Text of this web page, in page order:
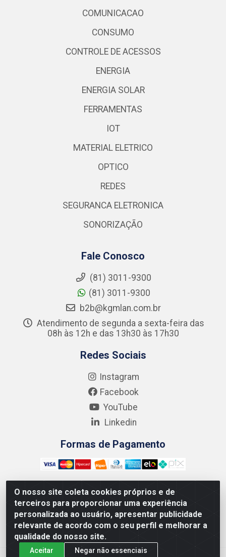
O nosso site coleta cookies próprios e de
terceiros para proporcionar uma experiência
personalizada ao usuário, apresentar publicidade
relevante de acordo com o seu perfil e melhorar a
qualidade do nosso site.
Aceitar Negar não essenciais
COMUNICACAO
CONSUMO
CONTROLE DE ACESSOS
ENERGIA
ENERGIA SOLAR
FERRAMENTAS
IOT
MATERIAL ELETRICO
OPTICO
REDES
SEGURANCA ELETRONICA
SONORIZAÇÃO
Fale Conosco
(81) 3011-9300
(81) 3011-9300
b2b@kgmlan.com.br
Atendimento de segunda a sexta-feira das
08h às 12h e das 13h30 às 17h30
Redes Sociais
Instagram
Facebook
YouTube
Linkedin
Formas de Pagamento
Kgmlan Distribuidora LTDA - CNPJ 18.217.682/0001-54 -
Rua Pedro de Barros Cavalcante, 58 - Bultrins, Olinda/PE
- CEP 53320-110